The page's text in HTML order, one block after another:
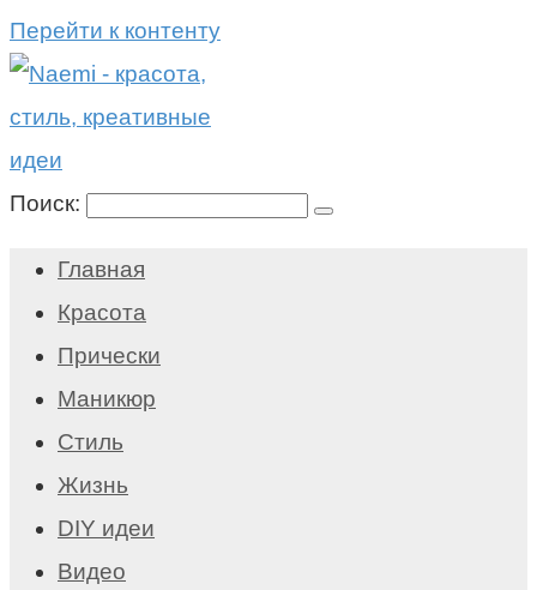
Перейти к контенту
Поиск:
Главная
Красота
Прически
Маникюр
Стиль
Жизнь
DIY идеи
Видео